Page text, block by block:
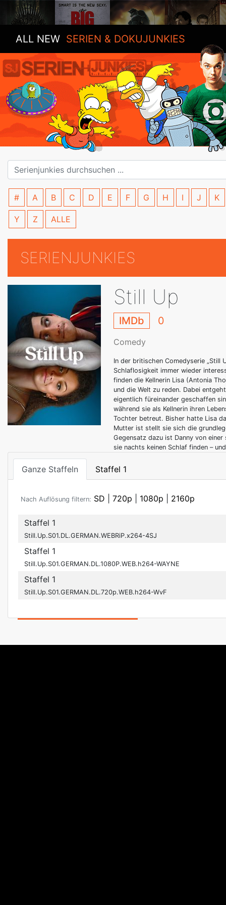
ALL NEW SERIEN & DOKUJUNKIES
# A B C D E F G H I J K
Y Z ALLE
SERIENJUNKIES
Still Up
IMDb 0
Comedy
In der britischen Comedyserie „Still
Schlaflosigkeit immer wieder
finden die Kellnerin Lisa (Antonia
und die Welt zu reden. Dabei
eigentlich füreinander geschaffen
während sie als Kellnerin ihren
Tochter betreut. Bisher hatte Lisa
Mutter ist stellt sie sich die
Gegensatz dazu ist Danny von
sie nachts keinen Schlaf finden –
Ganze Staffeln Staffel 1
Nach Auflösung filtern: SD 720p 1080p 2160p
Staffel 1
Still.Up.S01.DL.GERMAN.WEBRiP.x264-4SJ
Staffel 1
Still.Up.S01.GERMAN.DL.1080P.WEB.h264-WAYNE
Staffel 1
Still.Up.S01.GERMAN.DL.720p.WEB.h264-WvF